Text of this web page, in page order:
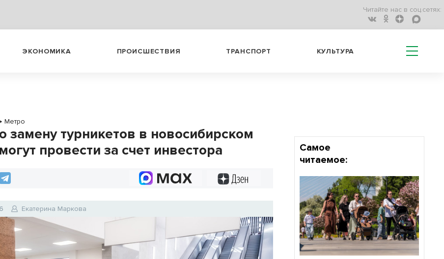
Читайте нас в соц.сетях:
ЭКОНОМИКА ПРОИСШЕСТВИЯ ТРАНСПОРТ КУЛЬТУРА
Метро
замену турникетов в новосибирском
провести за счет инвестора
Екатерина Маркова
Самое
читаемое: